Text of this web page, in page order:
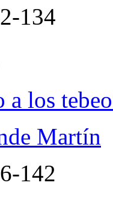
134
los
Martín
142